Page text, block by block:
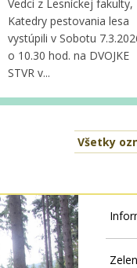
Vedci z Lesníckej fakulty,
Katedry pestovania lesa
vystúpili v Sobotu
o 10.30 hod. na DVOJKE
STVR v...
Všetky